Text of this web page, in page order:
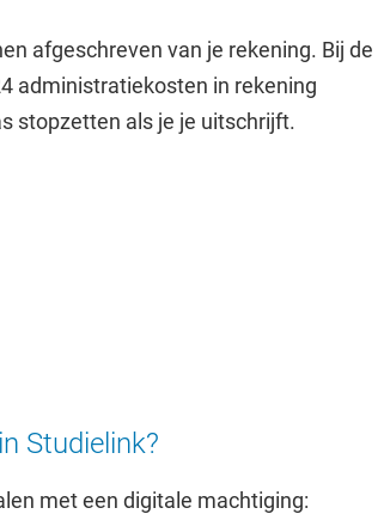
afgeschreven van je rekening. Bij de
administratiekosten in rekening
stopzetten als je je uitschrijft.
Studielink?
met een digitale machtiging: